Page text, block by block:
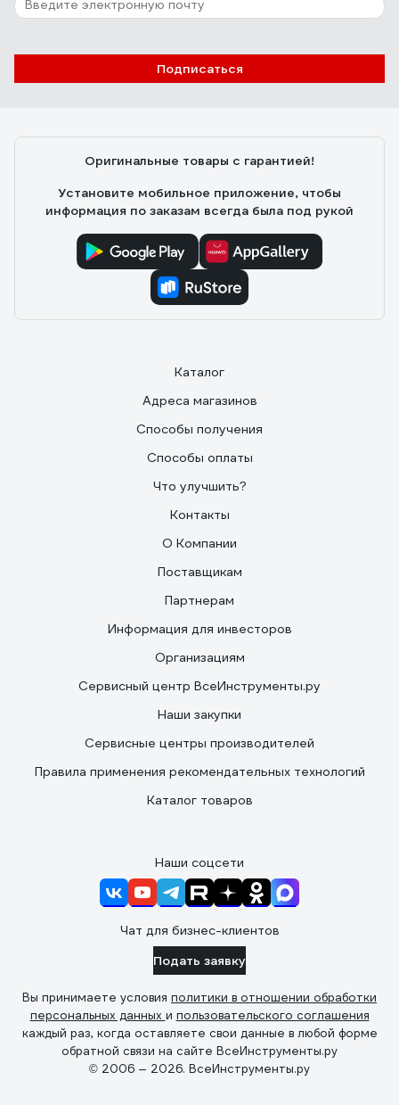
Подписаться
Оригинальные товары с гарантией!
Установите мобильное приложение, чтобы
информация по заказам всегда была под рукой
Каталог
Адреса магазинов
Способы получения
Способы оплаты
Что улучшить?
Контакты
О Компании
Поставщикам
Партнерам
Информация для инвесторов
Организациям
Сервисный центр ВсеИнструменты.ру
Наши закупки
Сервисные центры производителей
Правила применения рекомендательных технологий
Каталог товаров
Наши соцсети
Чат для бизнес-клиентов
Подать заявку
Вы принимаете условия политики в отношении обработки
персональных данных и пользовательского соглашения
каждый раз, когда оставляете свои данные в любой форме
обратной связи на сайте ВсеИнструменты.ру
© 2006 — 2026. ВсеИнструменты.ру